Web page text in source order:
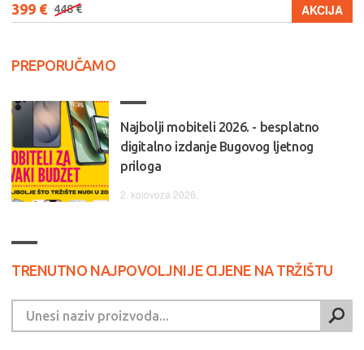
399 € 448 € AKCIJA
PREPORUČAMO
Najbolji mobiteli 2026. - besplatno
digitalno izdanje Bugovog ljetnog
priloga
2. kolovoza 2026.
TRENUTNO NAJPOVOLJNIJE CIJENE NA TRŽIŠTU